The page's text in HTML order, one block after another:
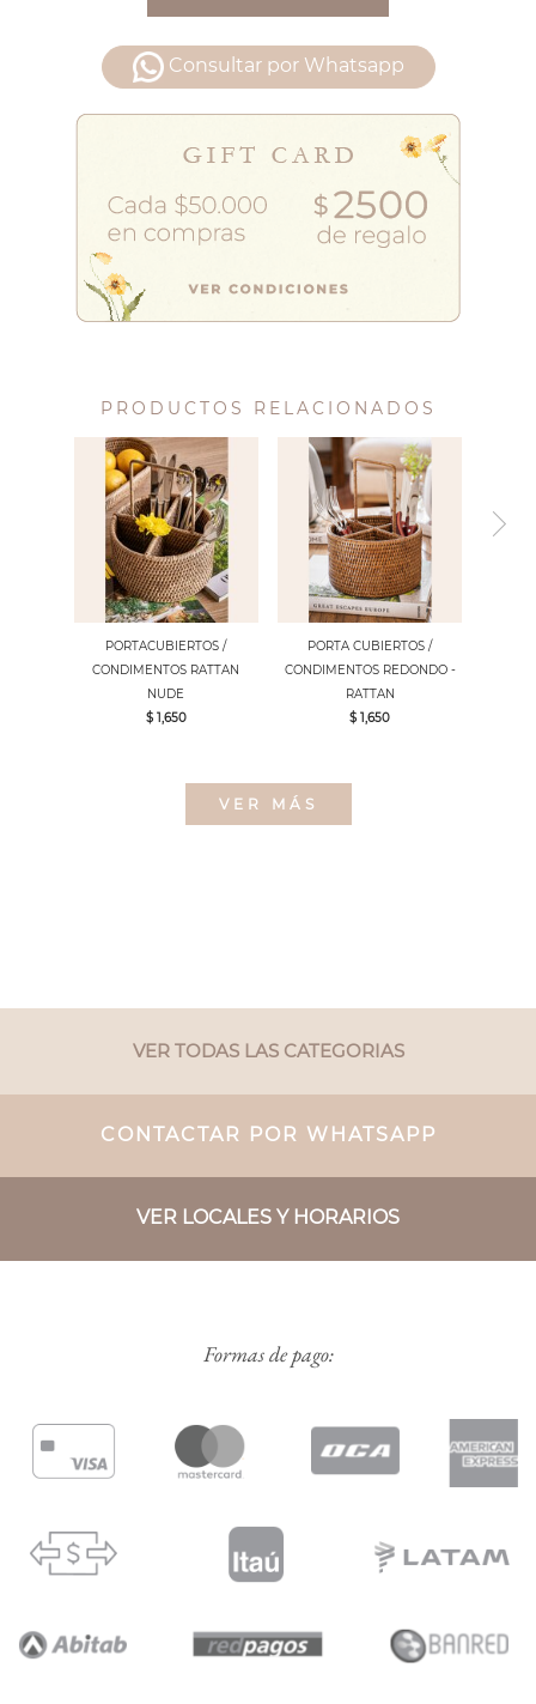
Consultar por Whatsapp
PRODUCTOS RELACIONADOS
PORTACUBIERTOS /
CONDIMENTOS RATTAN
NUDE
$ 1,650
PORTA CUBIERTOS /
CONDIMENTOS REDONDO -
RATTAN
$ 1,650
VER MÁS
VER TODAS LAS CATEGORIAS
CONTACTAR POR WHATSAPP
VER LOCALES Y HORARIOS
Formas de pago: